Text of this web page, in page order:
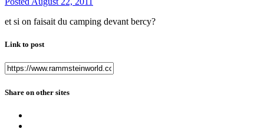
et si on faisait du camping devant bercy?
Link to post
Share on other sites